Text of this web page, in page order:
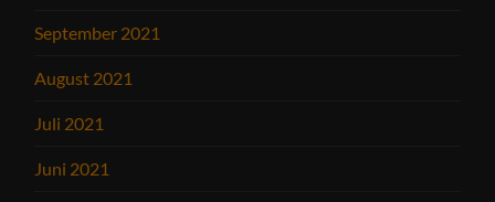
September 2021
August 2021
Juli 2021
Juni 2021